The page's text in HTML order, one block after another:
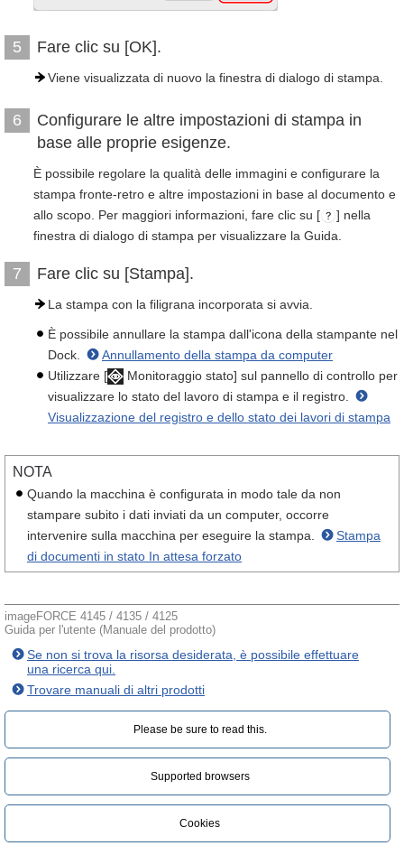
5 Fare clic su [OK].
Viene visualizzata di nuovo la finestra di dialogo di stampa.
6
Configurare le altre impostazioni di stampa in
base alle proprie esigenze.
È possibile regolare la qualità delle immagini e configurare la
stampa fronte-retro e altre impostazioni in base al documento e
allo scopo. Per maggiori informazioni, fare clic su [
] nella
finestra di dialogo di stampa per visualizzare la Guida.
7 Fare clic su [Stampa].
La stampa con la filigrana incorporata si avvia.
È possibile annullare la stampa dall'icona della stampante nel
Dock.
Annullamento della stampa da computer
Utilizzare [
Monitoraggio stato] sul pannello di controllo per
visualizzare lo stato del lavoro di stampa e il registro.
Visualizzazione del registro e dello stato dei lavori di stampa
NOTA
Quando la macchina è configurata in modo tale da non
stampare subito i dati inviati da un computer, occorre
intervenire sulla macchina per eseguire la stampa.
Stampa
di documenti in stato In attesa forzato
imageFORCE 4145 / 4135 / 4125
Guida per l'utente (Manuale del prodotto)
Se non si trova la risorsa desiderata, è possibile effettuare
una ricerca qui.
Trovare manuali di altri prodotti
Please be sure to read this.‎
Supported browsers
Cookies